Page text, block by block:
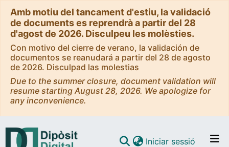
Amb motiu del tancament d'estiu, la validació
de documents es reprendrà a partir del 28
d'agost de 2026. Disculpeu les molèsties.
Con motivo del cierre de verano, la validación de
documentos se reanudará a partir del 28 de agosto
de 2026. Disculpad las molestias
Due to the summer closure, document validation will
resume starting August 28, 2026. We apologize for
any inconvenience.
Iniciar sessió (current)